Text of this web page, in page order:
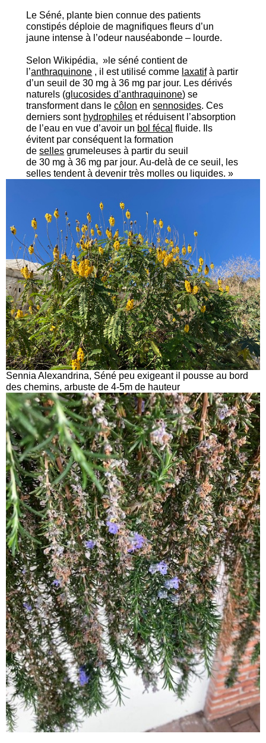
Le Séné, plante bien connue des patients
constipés déploie de magnifiques fleurs d’un
jaune intense à l’odeur nauséabonde – lourde.
Selon Wikipédia, »le séné contient de
l’anthraquinone , il est utilisé comme laxatifà partir
d’un seuil de 30 mg à 36 mg par jour. Les dérivés
naturels (glucosides d’anthraquinone) se
transforment dans lecôlon ensennosides. Ces
derniers sont hydrophiles et réduisent l’absorption
de l’eau en vue d’avoir un bol fécal fluide. Ils
évitent par conséquent la formation
deselles grumeleuses à partir du seuil
de 30 mg à 36 mg par jour. Au-delà de ce seuil, les
selles tendent à devenir très molles ou liquides. »
Sennia Alexandrina, Séné peu exigeant il pousse au bord
des chemins, arbuste de 4-5m de hauteur